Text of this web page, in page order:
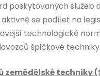
poskytovaných služeb
se podílet na
technologické
špičkové techniky.
zemědělské techniky